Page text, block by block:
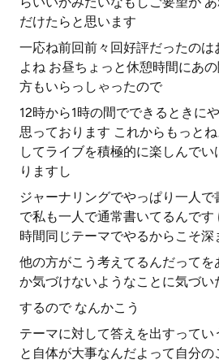
だけたらと思います
一応ね前回前々回好評だったの
よね お昼ちょっと休憩時間にあ
方もいらっしゃったので
12時から1時の間でできるときに
思っております これからもっと
してライブを積極的に楽しんで
りますし
ジャーナリングでやっぱり一人
で私も一人で通常書いてるんです
時間同じテーマでやるからこそ深
他の方がこう考えてるんだってを
か気づけないようなことに気づい
するので なんかこう
テーマに対して答えを出すってい
と自体が大事なんだよって自分